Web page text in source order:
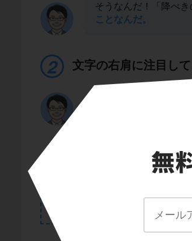
そうなんだ！「降べき
ことなんだ。
文字の右肩に注目し